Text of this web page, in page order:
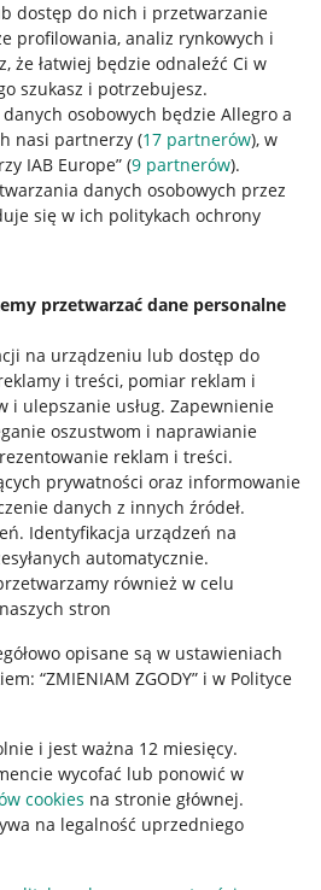
dostęp do nich i przetwarzanie
profilowania, analiz rynkowych i
że łatwiej będzie odnaleźć Ci w
szukasz i potrzebujesz.
osobowych będzie Allegro a
nasi partnerzy (17 partnerów), w
IAB Europe” (9 partnerów).
danych osobowych przez
się w ich politykach ochrony
przetwarzać dane personalne
na urządzeniu lub dostęp do
i treści, pomiar reklam i
i ulepszanie usług. Zapewnienie
oszustwom i naprawianie
reklam i treści.
prywatności oraz informowanie
danych z innych źródeł.
. Identyfikacja urządzeń na
automatycznie.
również w celu
stron
opisane są w ustawieniach
“ZMIENIAM ZGODY” i w Polityce
i jest ważna 12 miesięcy.
wycofać lub ponowić w
cookies na stronie głównej.
na legalność uprzedniego
Cyfrowych
akceptację regulaminu.